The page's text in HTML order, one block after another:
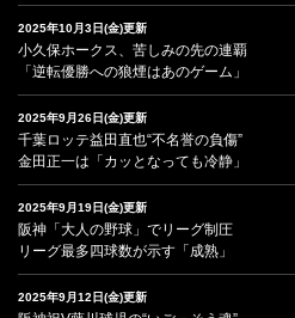
2025年10月3日(金)更新
小久保ホークス、苦しみの先の連覇
「逆転優勝への狼煙はあのゲーム」
2025年9月26日(金)更新
千葉ロッテ益田直也“不名誉の負傷”
金田正一は「カッとなっても冷静」
2025年9月19日(金)更新
阪神「大人の野球」でリーグ制圧
リーグ最多四球数が示す「成熟」
2025年9月12日(金)更新